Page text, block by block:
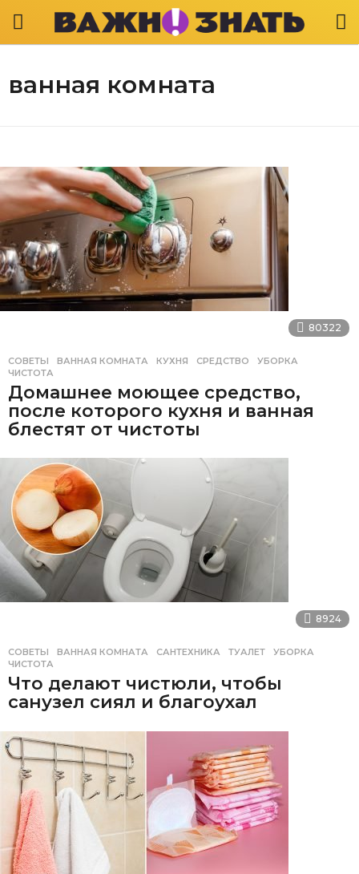
ванная комната
80322
СОВЕТЫ ВАННАЯ КОМНАТА ,КУХНЯ ,СРЕДСТВО ,УБОРКА
ЧИСТОТА
Домашнее моющее средство,
после которого кухня и ванная
блестят от чистоты
8924
СОВЕТЫ ВАННАЯ КОМНАТА ,САНТЕХНИКА ,ТУАЛЕТ ,УБОРКА
ЧИСТОТА
Что делают чистюли, чтобы
санузел сиял и благоухал